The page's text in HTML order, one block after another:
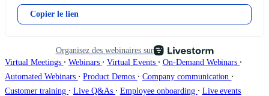
Copier le lien
Organisez des webinaires sur
Virtual Meetings ∙ Webinars ∙ Virtual Events ∙ On-Demand Webinars ∙
Automated Webinars ∙ Product Demos ∙ Company communication ∙
Customer training ∙ Live Q&As ∙ Employee onboarding ∙ Live events